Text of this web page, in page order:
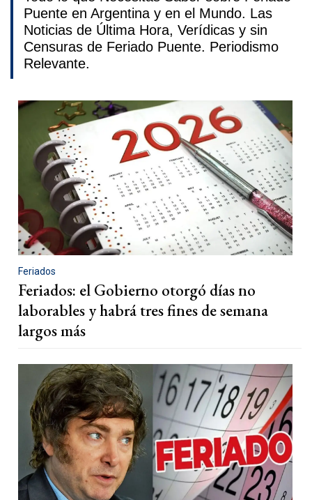
Puente en Argentina y en el Mundo. Las
Noticias de Última Hora, Verídicas y sin
Censuras de Feriado Puente. Periodismo
Relevante.
Feriados
Feriados: el Gobierno otorgó días no
laborables y habrá tres fines de semana
largos más